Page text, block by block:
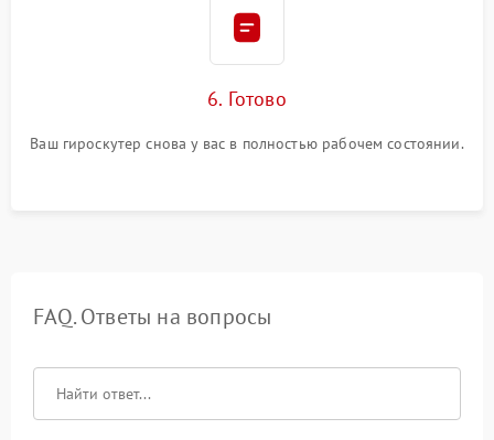
6. Готово
Ваш гироскутер снова у вас в полностью рабочем состоянии.
FAQ. Ответы на вопросы